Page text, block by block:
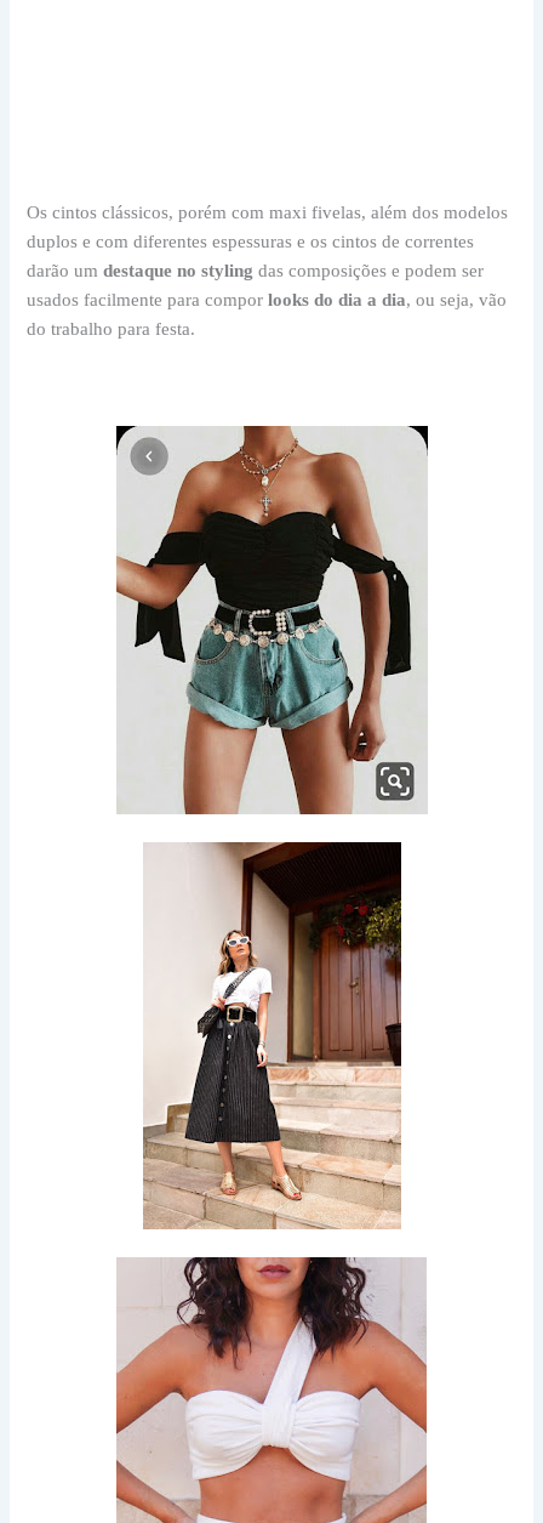
Os cintos clássicos, porém com maxi fivelas, além dos modelos
duplos e com diferentes espessuras e os cintos de correntes
darão umdestaque no styling das composições e podem ser
usados facilmente para comporlooks do dia a dia, ou seja, vão
do trabalho para festa.